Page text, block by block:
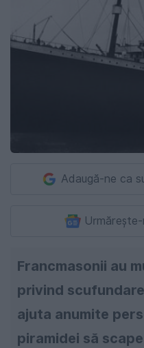
Adaugă-ne ca
Francmasonii au
privind
ajuta anumite
piramidei să